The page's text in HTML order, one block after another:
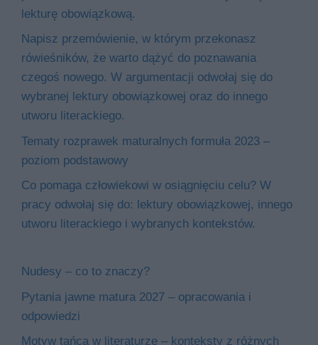
lekturę obowiązkową.
Napisz przemówienie, w którym przekonasz
rówieśników, że warto dążyć do poznawania
czegoś nowego. W argumentacji odwołaj się do
wybranej lektury obowiązkowej oraz do innego
utworu literackiego.
Tematy rozprawek maturalnych formuła 2023 –
poziom podstawowy
Co pomaga człowiekowi w osiągnięciu celu? W
pracy odwołaj się do: lektury obowiązkowej, innego
utworu literackiego i wybranych kontekstów.
Nudesy – co to znaczy?
Pytania jawne matura 2027 – opracowania i
odpowiedzi
Motyw tańca w literaturze – konteksty z różnych